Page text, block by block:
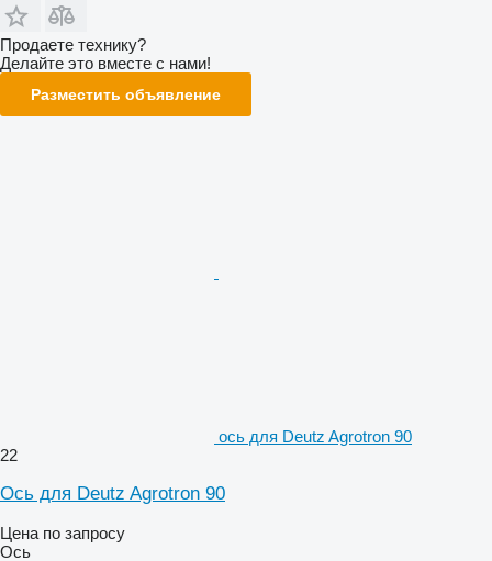
Продаете технику?
Делайте это вместе с нами!
Разместить объявление
ось для Deutz Agrotron 90
22
Ось для Deutz Agrotron 90
Цена по запросу
Ось